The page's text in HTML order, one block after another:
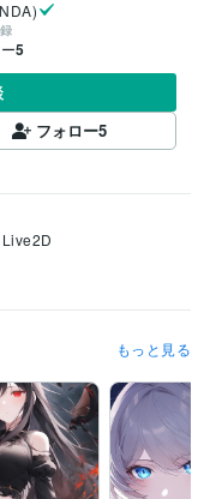
5
フォロー5
もっと見る